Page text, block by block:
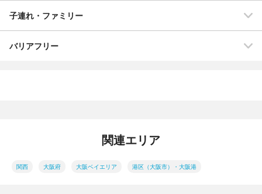
子連れ・ファミリー
バリアフリー
関連エリア
関西 大阪府 大阪ベイエリア 港区（大阪市）・大阪港